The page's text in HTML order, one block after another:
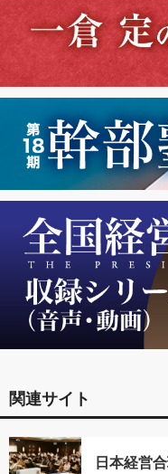
関連サイト
日本経営